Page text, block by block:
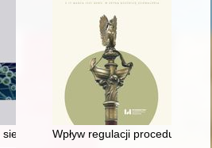
sierpnia 1925 - 28 lutego 2021)
Wpływ regulacji procedury